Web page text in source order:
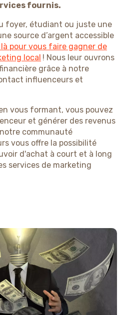
fournis.
foyer, étudiant ou juste une
source d’argent accessible
pour vous faire gagner de
local ! Nous leur ouvrons
grâce à notre
influenceurs et
vous formant, vous pouvez
et générer des revenus
communauté
vous offre la possibilité
d'achat à court et à long
services de marketing